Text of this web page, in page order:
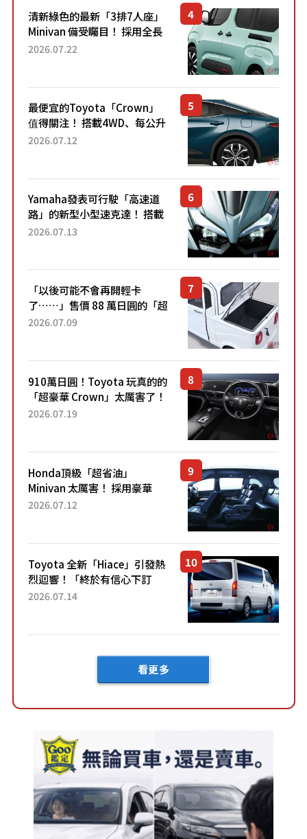
清新綠色的最新「3排7人座」
Minivan 備受矚目！ 採用全長
4.7公尺剛剛好的車身尺寸與
2026.07.22
最便宜的Toyota「Crown」
值得關注！ 搭載4WD、每公升
22.4公里低油耗表現超亮眼！
2026.07.12
Yamaha發表可行駛「高速道
路」的新型小型速克達！ 搭載
能享受超強勁「渦輪感」的動
2026.07.13
「以後可能不會再開輕卡
了……」售價 88 萬日圓的「超
迷你輕型貨車」引發兩極評
了！...
2026.07.09
910萬日圓！Toyota 玩真的的
「超豪華 Crown」太厲害了！
採用由「匠人技藝」打造的
2026.07.19
Honda頂級「超省油」
Minivan 太厲害！ 採用豪華
「真皮座椅」與專屬「黑色內
「三...
2026.07.12
Toyota 全新「Hiace」引發熱
烈迴響！「終於有信心下訂
了！」「哪個等級交車最
車？...
2026.07.14
看更多